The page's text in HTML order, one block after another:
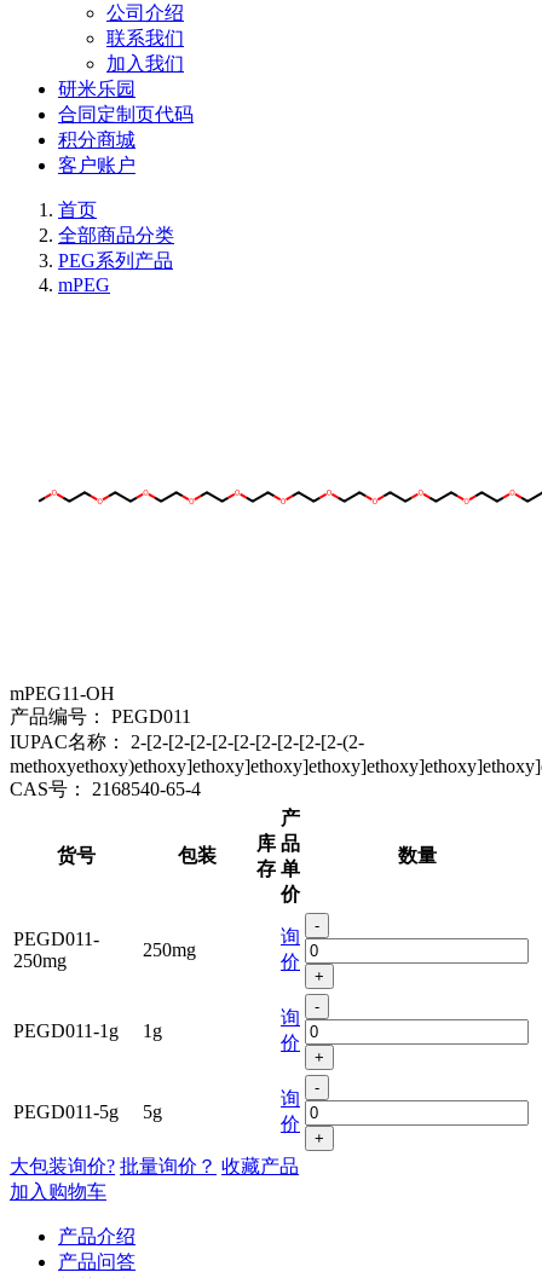
公司介绍
联系我们
加入我们
研米乐园
合同定制页代码
积分商城
客户账户
首页
全部商品分类
PEG系列产品
mPEG
mPEG11-OH
产品编号：
PEGD011
IUPAC名称： 2-[2-[2-[2-[2-[2-[2-[2-[2-[2-(2-
CAS号：
2168540-65-4
货号 包装
库
存
产
品
单
价
数量
PEGD011-
250mg
250mg
询
价
-
+
PEGD011-1g 1g
询
价
-
+
PEGD011-5g 5g
询
价
-
+
大包装询价? 批量询价？ 收藏产品
加入购物车
产品介绍
产品问答